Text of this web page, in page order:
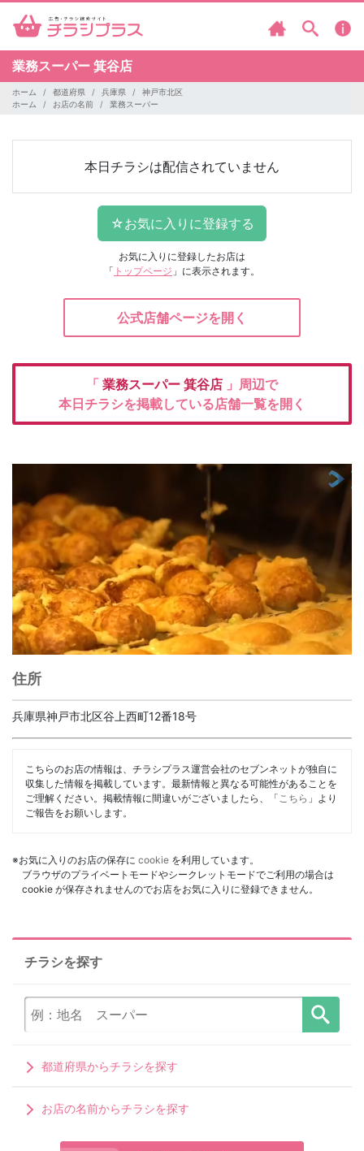
業務スーパー 箕谷店
ホーム 都道府県 兵庫県
神戸市北区
ホーム
お店の名前 業務スーパー
本日チラシは配信されていません
お気に入りに登録したお店は
「 トップページ 」に表示されます。
公式店舗ページを開く
「 業務スーパー 箕谷店 」周辺で
本日チラシを掲載している店舗一覧を開く
住所
兵庫県神戸市北区谷上西町12番18号
こちらのお店の情報は、チラシプラス運営会社のセブンネットが独自に
収集した情報を掲載しています。最新情報と異なる可能性があることを
ご理解ください。掲載情報に間違いがございましたら、「 こちら 」より
ご報告をお願いします。
※お気に入りのお店の保存に cookie を利用しています。
ブラウザのプライベートモードやシークレットモードでご利用の場合は
cookie が保存されませんのでお店をお気に入りに登録できません。
チラシを探す
都道府県からチラシを探す
お店の名前からチラシを探す